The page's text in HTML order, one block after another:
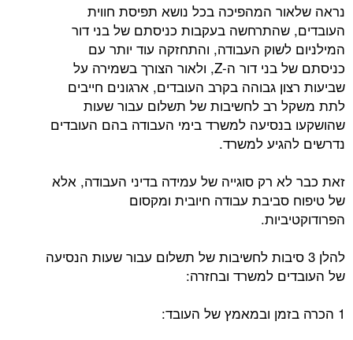
נראה שלאור המהפיכה בכל נושא תפיסת חווית
העובדים, שהתרחשה בעקבות כניסתם של בני דור
המילניום לשוק העבודה, והתחזקה עוד יותר עם
כניסתם של בני דור ה-Z, ולאור הצורך בשמירה על
שביעות רצון גבוהה בקרב העובדים, ארגונים חייבים
לתת משקל רב לחשיבות של תשלום עבור שעות
שהושקעו בנסיעה למשרד בימי העבודה בהם העובדים
נדרשים להגיע למשרד.
זאת כבר לא רק סוגייה של עמידה בדיני העבודה, אלא
של טיפוח סביבת עבודה חיובית ומקסום
הפרודוקטיביות.
להלן 3 סיבות לחשיבות של תשלום עבור שעות הנסיעה
של העובדים למשרד ובחזרה:
1 הכרה בזמן ובמאמץ של העובד: